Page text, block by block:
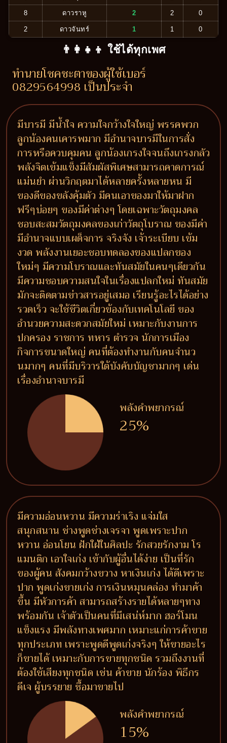
8 ดาวราหู 2 2 0
2 ดาวจันทร์ 1 1 0
👨‍👩‍👧‍👦 ใช้ได้ทุกเพศ
ทำนายโชคชะตาของผู้ใช้เบอร์
0829564998 เป็นประจำ
มีบารมี มีน้ำใจ ความใจกว้างใจใหญ่ พรรคพวก
ลูกน้องคนเคารพมาก มีอำนาจบารมีในการสั่ง
การหรือควบคุมคน ลูกน้องเกรงใจจนถึงเกรงกลัว
พลังจิตเข้มแข็งมีสัมผัสพิเศษสามารถคาดการณ์
แม่นยำ ผ่านวิกฤตมาได้หลายครั้งหลายหน มี
ของดีของขลังคุ้มตัว มีคนเอาของมาให้มาฝาก
ฟรีๆบ่อยๆ ของมีค่าต่างๆ โดยเฉพาะวัตถุมงคล
ชอบสะสมวัตถุมงคลของเก่าวัตถุโบราณ ของมีค่า
มีอำนาจแบบเผด็จการ จริงจัง เจ้าระเบียบ เข้ม
งวด พลังงานเยอะชอบทดลองของแปลกของ
ใหม่ๆ มีความโบราณและทันสมัยในคนๆเดียวกัน
มีความชอบความสนใจในเรื่องแปลกใหม่ ทันสมัย
มักจะติดตามข่าวสารอยู่เสมอ เรียนรู้อะไรได้อย่าง
รวดเร็ว จะใช้ชีวิตเกี่ยวข้องกับเทคโนโลยี ของ
อำนวยความสะดวกสมัยใหม่ เหมาะกับงานการ
ปกครอง ราชการ ทหาร ตำรวจ นักการเมือง
กิจการขนาดใหญ่ คนที่ต้องทำงานกับคนจำนว
นมากๆ คนที่มีบริวารใต้บังคับบัญชามากๆ เด่น
เรื่องอำนาจบารมี
พลังคำพยากรณ์
25%
มีความอ่อนหวาน มีความร่าเริง แจ่มใส
สนุกสนาน ช่างพูดช่างเจรจา พูดเพราะปาก
หวาน อ่อนโยน ฝักใฝ่ในศิลปะ รักสวยรักงาม โร
แมนติก เอาใจเก่ง เข้ากับผู้อื่นได้ง่าย เป็นที่รัก
ของผู้คน สังคมกว้างขวาง หาเงินเก่ง ได้ดีเพราะ
ปาก พูดเก่งขายเก่ง การเงินหมุนคล่อง ทำมาค้า
ขึ้น มีหัวการค้า สามารถสร้างรายได้หลายๆทาง
พร้อมกัน เจ้าตัวเป็นคนที่มีเสน่ห์มาก ฮอร์โมน
แข็งแรง มีพลังทางเพศมาก เหมาะแก่การค้าขาย
ทุกประเภท เพราะพูดดีพูดเก่งจริงๆ ให้ขายอะไร
ก็ขายได้ เหมาะกับการขายทุกชนิด รวมถึงงานที่
ต้องใช้เสียงทุกชนิด เช่น ค้าขาย นักร้อง พิธีกร
ดีเจ ผู้บรรยาย ซื้อมาขายไป
พลังคำพยากรณ์
15%